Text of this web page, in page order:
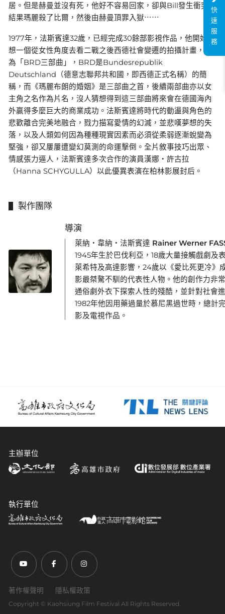
居。但是赫曼並沒有死，他好不容易回家，卻與Bill發生衝突，
結果瑪麗殺了比爾，然後由赫曼頂罪入獄⋯⋯
1977年，法斯賓達32歲，已經完成30餘部影視作品，他開始構
想一個從女性角度去看二戰之後西德社會變遷的拍攝計畫，稱
為「BRD三部曲」，BRD是Bundesrepublik
Deutschland（德意志聯邦共和國，即西德正式名稱）的簡
稱，而《瑪麗布朗的婚姻》是三部曲之首，後續兩部曲亦以女
主角之名作為片名，沒人猜想得到這三部曲將來會在德國海內
外贏得多麼巨大的商業成功。法斯賓達將時代的動盪與角色的
悲歡離合完美地融合，戮力描寫愛情的幻滅，並悲嘆夢想的失
落，以及人類如何因為種種現實因素而必須從柔弱逐漸蛻變為
堅強，卻又屢屢遭變幻莫測的命運擊倒。全片敘事技巧出眾、
情感張力逼人，法斯賓達多次合作的演員漢娜・許古拉
（Hanna SCHYGULLA）以此優異表演在柏林影展封后。
製作團隊
導演
萊納・韋納・法斯賓達 Rainer Werner
1945年生於巴伐利亞，18歲大量接觸戲劇及
萊希特及高達影響，24歲以《愛比死更冷》
影最桀驁不馴的代表性人物。他的創作力非
通俗劇外衣下探索人性的殘酷，並針對社會
1982年他因用藥過量於慕尼黑過世時，總計
影及電視作品。
主辦單位
執行單位
前往Youtube頻道(另開新視窗)
前往Facebook粉絲團(另開新視窗)
前往Instagram粉絲團(另開新視窗)
著作權聲明 隱私權政策
Copyright ©︎ Kaohsiung Film Festival All Rights Reserved.
快
速
服
務